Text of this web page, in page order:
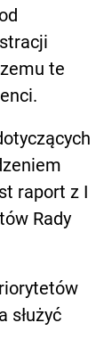
te
raport z I
Rady
służyć